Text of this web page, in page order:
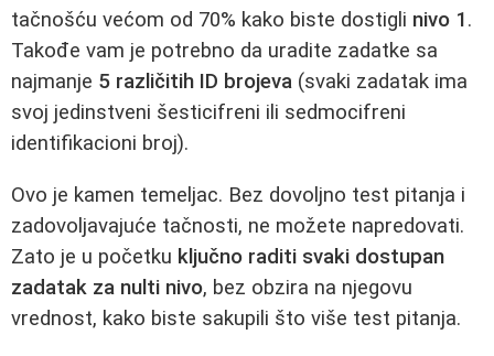
tačnošću većom od 70% kako biste dostigli nivo 1.
Takođe vam je potrebno da uradite zadatke sa
najmanje 5 različitih ID brojeva (svaki zadatak ima
svoj jedinstveni šesticifreni ili sedmocifreni
identifikacioni broj).
Ovo je kamen temeljac. Bez dovoljno test pitanja i
zadovoljavajuće tačnosti, ne možete napredovati.
Zato je u početku ključno raditi svaki dostupan
zadatak za nulti nivo, bez obzira na njegovu
vrednost, kako biste sakupili što više test pitanja.